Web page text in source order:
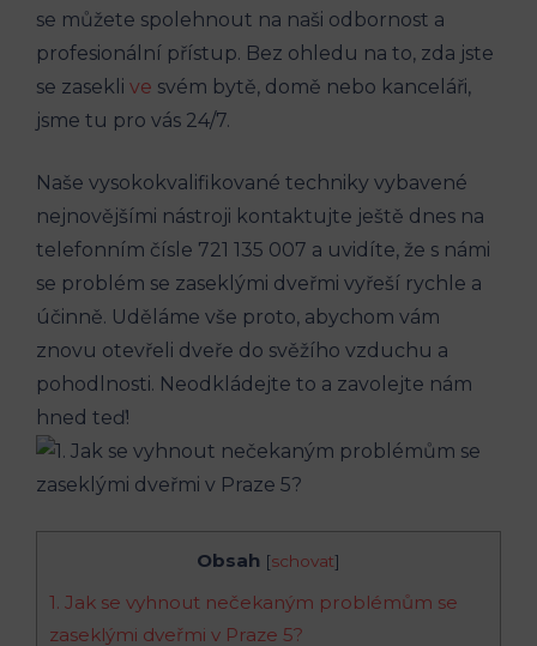
se můžete spolehnout na naši odbornost a
profesionální přístup. Bez ohledu na to, zda jste
se zasekli ve svém bytě, domě nebo kanceláři,
jsme tu pro vás 24/7.
Naše vysokokvalifikované techniky vybavené
nejnovějšími nástroji kontaktujte ještě dnes na
telefonním čísle 721 135 007 a uvidíte, že s námi
se problém se zaseklými dveřmi vyřeší rychle a
účinně. Uděláme vše proto, abychom vám
znovu otevřeli dveře do svěžího vzduchu a
pohodlnosti. Neodkládejte to a zavolejte nám
hned teď!
Obsah [schovat]
1. Jak se vyhnout nečekaným problémům se
zaseklými dveřmi v Praze 5?